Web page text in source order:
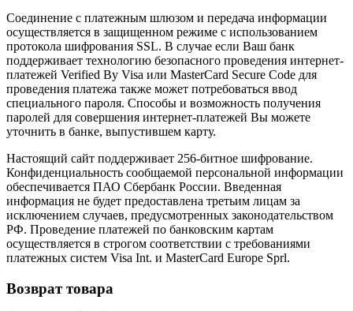
Соединение с платежным шлюзом и передача информации
осуществляется в защищенном режиме с использованием
протокола шифрования SSL. В случае если Ваш банк
поддерживает технологию безопасного проведения интернет-
платежей Verified By Visa или MasterCard Secure Code для
проведения платежа также может потребоваться ввод
специального пароля. Способы и возможность получения
паролей для совершения интернет-платежей Вы можете
уточнить в банке, выпустившем карту.
Настоящий сайт поддерживает 256-битное шифрование.
Конфиденциальность сообщаемой персональной информации
обеспечивается ПАО Сбербанк России. Введенная
информация не будет предоставлена третьим лицам за
исключением случаев, предусмотренных законодательством
РФ. Проведение платежей по банковским картам
осуществляется в строгом соответствии с требованиями
платежных систем Visa Int. и MasterCard Europe Sprl.
Возврат товара